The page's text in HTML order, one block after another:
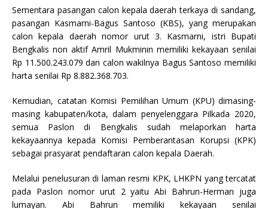
Sementara pasangan calon kepala daerah terkaya di sandang,
pasangan Kasmarni-Bagus Santoso (KBS), yang merupakan
calon kepala daerah nomor urut 3. Kasmarni, istri Bupati
Bengkalis non aktif Amril Mukminin memiliki kekayaan senilai
Rp 11.500.243.079 dan calon wakilnya Bagus Santoso memiliki
harta senilai Rp 8.882.368.703.
Kemudian, catatan Komisi Pemilihan Umum (KPU) dimasing-
masing kabupaten/kota, dalam penyelenggara Pilkada 2020,
semua Paslon di Bengkalis sudah melaporkan harta
kekayaannya kepada Komisi Pemberantasan Korupsi (KPK)
sebagai prasyarat pendaftaran calon kepala Daerah.
Melalui penelusuran di laman resmi KPK, LHKPN yang tercatat
pada Paslon nomor urut 2 yaitu Abi Bahrun-Herman juga
lumayan. Abi Bahrun memiliki kekayaan senilai